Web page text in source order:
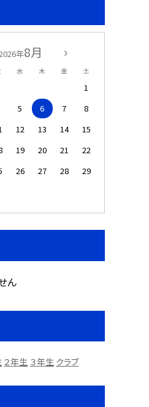
年8月
水 木 金 土
1
5 6 7
8
12 13 14
15
19 20 21
22
26 27 28
29
ん
２年生 ３年生 クラブ